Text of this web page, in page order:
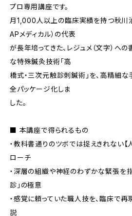
プロ専用講座です。
月1,000人以上の臨床実績を持つ秋川
APメディカル）の代表
が長年培ってきた、レジュメ（文字）へ
な特殊鍼灸技術「高
橋式・三次元触診刺鍼術」を、高精細
全パッケージ化しま
した。
■ 本講座で得られるもの
・教科書通りのツボでは捉えきれない【
ローチ
・深層の組織や神経のわずかな緊張を
診」の極意
・感覚に頼っていた職人技を、臨床で
説